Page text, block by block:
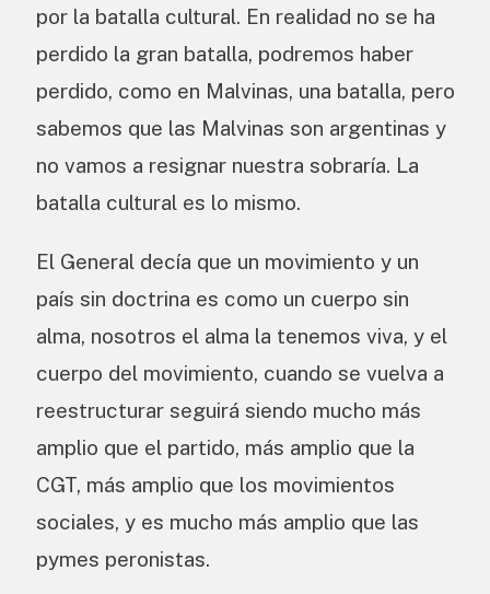
por la batalla cultural. En realidad no se ha
perdido la gran batalla, podremos haber
perdido, como en Malvinas, una batalla, pero
sabemos que las Malvinas son argentinas y
no vamos a resignar nuestra sobraría. La
batalla cultural es lo mismo.
El General decía que un movimiento y un
país sin doctrina es como un cuerpo sin
alma, nosotros el alma la tenemos viva, y el
cuerpo del movimiento, cuando se vuelva a
reestructurar seguirá siendo mucho más
amplio que el partido, más amplio que la
CGT, más amplio que los movimientos
sociales, y es mucho más amplio que las
pymes peronistas.